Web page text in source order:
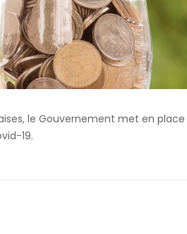
le Gouvernement met en place
19.